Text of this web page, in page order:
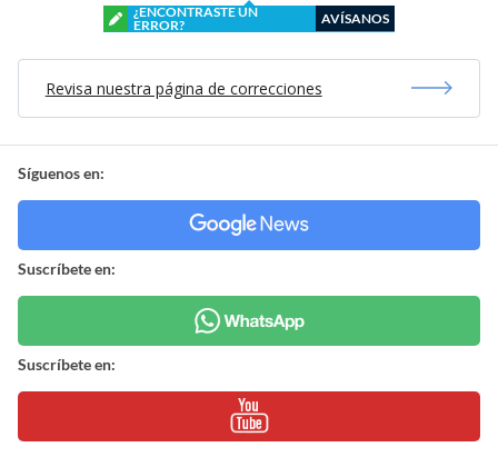
¿ENCONTRASTE UN
ERROR?
AVÍSANOS
Revisa nuestra página de correcciones
Síguenos en:
Suscríbete en:
Suscríbete en: